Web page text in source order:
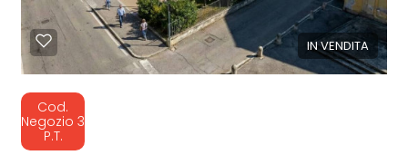
IN VENDITA
Cod.
Negozio 3
P.T.